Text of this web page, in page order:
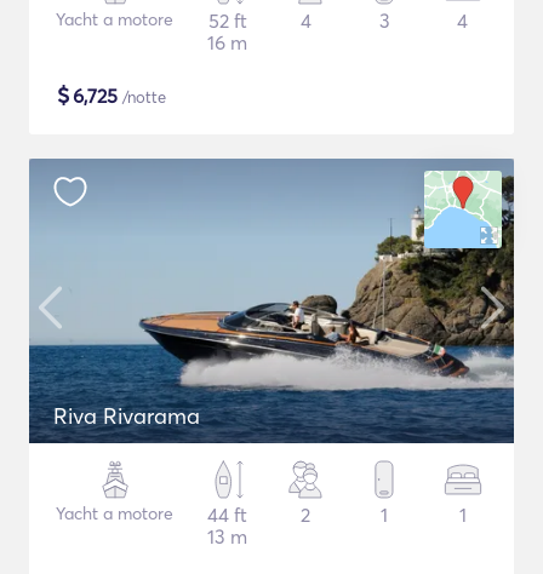
Yacht a motore
52 ft
16 m
4 3 4
$6,725 /notte
Riva Rivarama
Yacht a motore
44 ft
13 m
2 1 1